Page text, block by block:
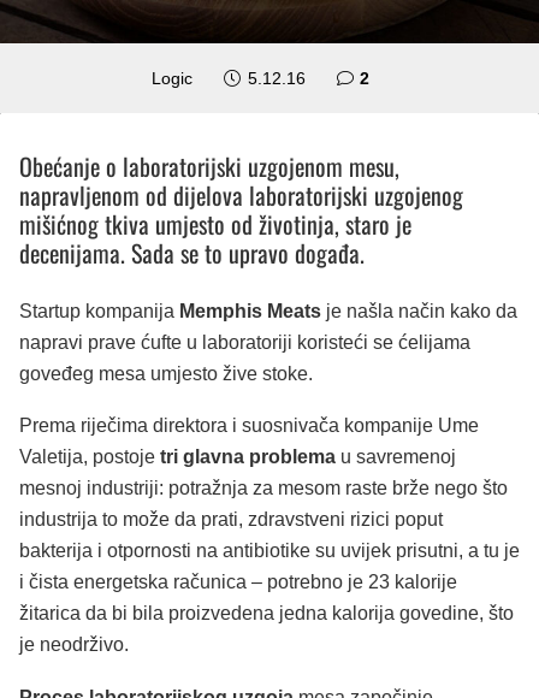
Logic 5.12.16 2
Obećanje o laboratorijski uzgojenom mesu,
napravljenom od dijelova laboratorijski uzgojenog
mišićnog tkiva umjesto od životinja, staro je
decenijama. Sada se to upravo događa.
Startup kompanija Memphis Meats je našla način kako da
napravi prave ćufte u laboratoriji koristeći se ćelijama
goveđeg mesa umjesto žive stoke.
Prema riječima direktora i suosnivača kompanije Ume
Valetija, postoje tri glavna problema u savremenoj
mesnoj industriji: potražnja za mesom raste brže nego što
industrija to može da prati, zdravstveni rizici poput
bakterija i otpornosti na antibiotike su uvijek prisutni, a tu je
i čista energetska računica – potrebno je 23 kalorije
žitarica da bi bila proizvedena jedna kalorija govedine, što
je neodrživo.